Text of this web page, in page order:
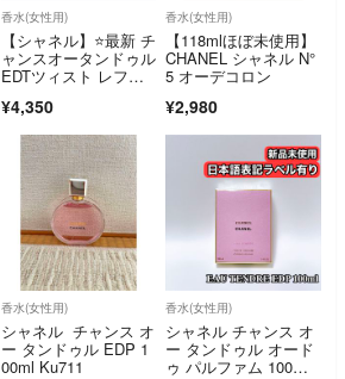
香水(女性用)
【シャネル】⭐️最新 チ
ャンスオータンドゥル
EDTツィスト レフィ
¥4,350
香水(女性用)
【118mlほぼ未使用】
CHANEL シャネル N°
5 オーデコロン
¥2,980
香水(女性用)
シャネル チャンス オ
ー タンドゥル EDP 1
00ml Ku711
香水(女性用)
シャネル チャンス オ
ー タンドゥル オード
ゥ パルファム 100m